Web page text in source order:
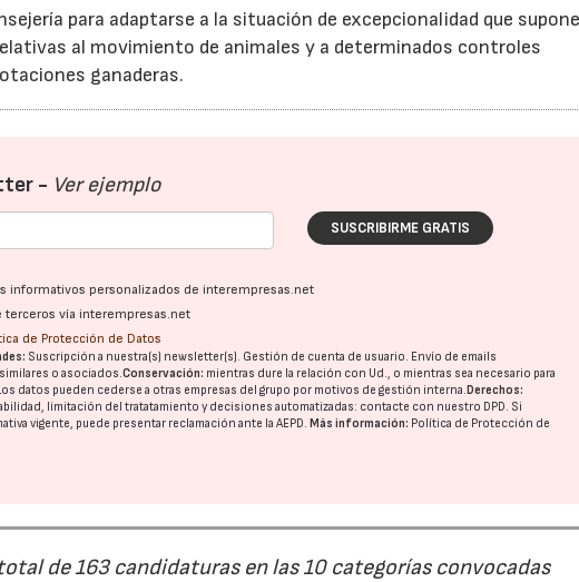
para adaptarse a la situación de excepcionalidad que
al movimiento de animales y a determinados controles
ganaderas.
- Ver ejemplo
SUSCRIBIRME GRATIS
informativos personalizados de interempresas.net
vía interempresas.net
de Protección de Datos
Suscripción a nuestra(s) newsletter(s). Gestión de cuenta de usuario. Envío de emails
o asociados.Conservación: mientras dure la relación con Ud., o mientras sea necesario para
datos pueden cederse a otras empresas del grupo por motivos de gestión interna.Derechos:
limitación del tratatamiento y decisiones automatizadas: contacte con nuestro DPD. Si
vigente, puede presentar reclamación ante laAEPD.Más información: Política de Protección de
de 163 candidaturas en las 10 categorías convocadas